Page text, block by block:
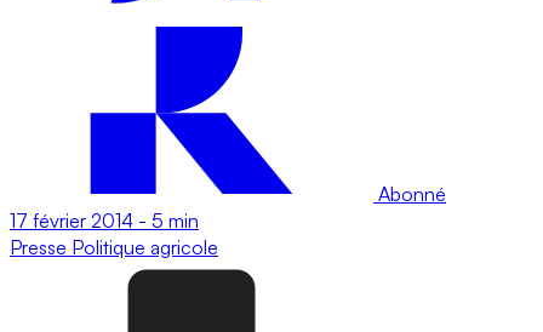
Abonné
17 février 2014 - 5 min
Presse Politique agricole